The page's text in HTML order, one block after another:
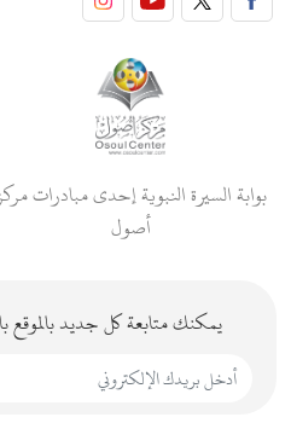
بوابة السيرة النبوية إحدى مبادرات
أصول
يمكنك متابعة كل جديد بالموقع